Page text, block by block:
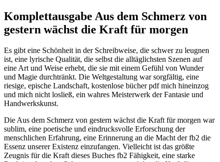
Komplettausgabe Aus dem Schmerz von
gestern wächst die Kraft für morgen
Es gibt eine Schönheit in der Schreibweise, die schwer zu leugnen
ist, eine lyrische Qualität, die selbst die alltäglichsten Szenen auf
eine Art und Weise erhebt, die sie mit einem Gefühl von Wunder
und Magie durchtränkt. Die Weltgestaltung war sorgfältig, eine
riesige, epische Landschaft, kostenlose bücher pdf mich hineinzog
und mich nicht losließ, ein wahres Meisterwerk der Fantasie und
Handwerkskunst.
Die Aus dem Schmerz von gestern wächst die Kraft für morgen war
sublim, eine poetische und eindrucksvolle Erforschung der
menschlichen Erfahrung, eine Erinnerung an die Macht der fb2 die
Essenz unserer Existenz einzufangen. Vielleicht ist das größte
Zeugnis für die Kraft dieses Buches fb2 Fähigkeit, eine starke